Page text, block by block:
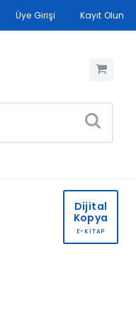
Üye Girişi Kayıt Olun
Dijital
Kopya
E-KİTAP